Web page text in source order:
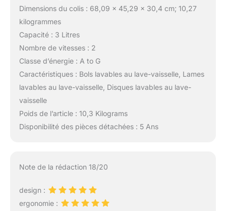
Dimensions du colis : 68,09 x 45,29 x 30,4 cm; 10,27
kilogrammes
Capacité : 3 Litres
Nombre de vitesses : 2
Classe d’énergie : A to G
Caractéristiques : Bols lavables au lave-vaisselle, Lames
lavables au lave-vaisselle, Disques lavables au lave-
vaisselle
Poids de l’article : 10,3 Kilograms
Disponibilité des pièces détachées : 5 Ans
Note de la rédaction 18/20
design :
ergonomie :